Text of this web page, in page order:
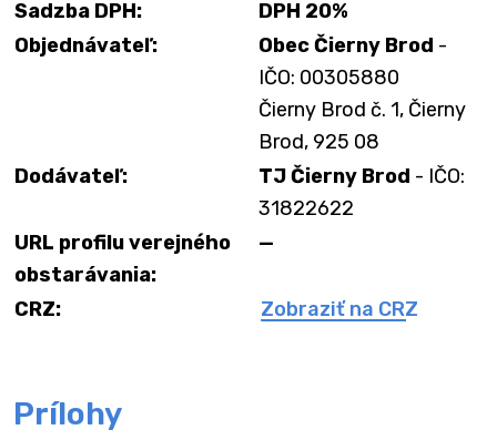
Sadzba DPH:
DPH 20%
Objednávateľ:
Obec Čierny Brod -
IČO: 00305880
Čierny Brod č. 1, Čierny
Brod, 925 08
Dodávateľ:
TJ Čierny Brod - IČO:
31822622
URL profilu verejného
obstarávania:
—
CRZ: Zobraziť na CRZ
Prílohy